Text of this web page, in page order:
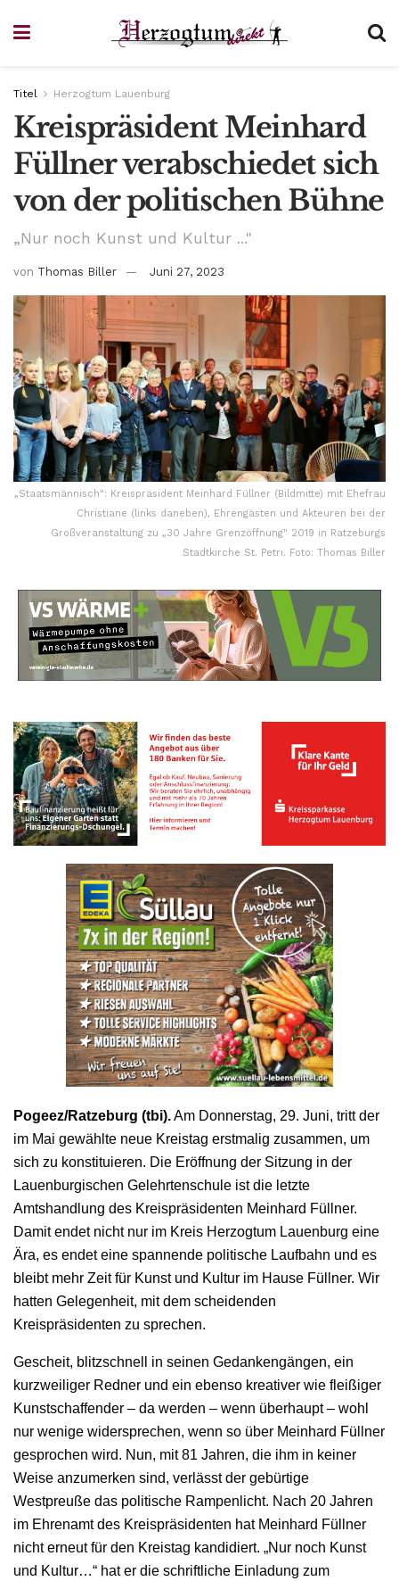
Titel Herzogtum Lauenburg
Kreispräsident Meinhard
Füllner verabschiedet sich
von der politischen Bühne
„Nur noch Kunst und Kultur ..."
von Thomas Biller Juni 27, 2023
„Staatsmännisch": Kreispräsident Meinhard Füllner (Bildmitte) mit Ehefrau
Christiane (links daneben), Ehrengästen und Akteuren bei der
Großveranstaltung zu „30 Jahre Grenzöffnung" 2019 in Ratzeburgs
Stadtkirche St. Petri. Foto: Thomas Biller
Pogeez/Ratzeburg (tbi).Am Donnerstag, 29. Juni, tritt der
im Mai gewählte neue Kreistag erstmalig zusammen, um
sich zu konstituieren. Die Eröffnung der Sitzung in der
Lauenburgischen Gelehrtenschule ist die letzte
Amtshandlung des Kreispräsidenten Meinhard Füllner.
Damit endet nicht nur im Kreis Herzogtum Lauenburg eine
Ära, es endet eine spannende politische Laufbahn und es
bleibt mehr Zeit für Kunst und Kultur im Hause Füllner. Wir
hatten Gelegenheit, mit dem scheidenden
Kreispräsidenten zu sprechen.
Gescheit, blitzschnell in seinen Gedankengängen, ein
kurzweiliger Redner und ein ebenso kreativer wie fleißiger
Kunstschaffender – da werden – wenn überhaupt – wohl
nur wenige widersprechen, wenn so über Meinhard Füllner
gesprochen wird. Nun, mit 81 Jahren, die ihm in keiner
Weise anzumerken sind, verlässt der gebürtige
Westpreuße das politische Rampenlicht. Nach 20 Jahren
im Ehrenamt des Kreispräsidenten hat Meinhard Füllner
nicht erneut für den Kreistag kandidiert. „Nur noch Kunst
und Kultur…“ hat er die schriftliche Einladung zum